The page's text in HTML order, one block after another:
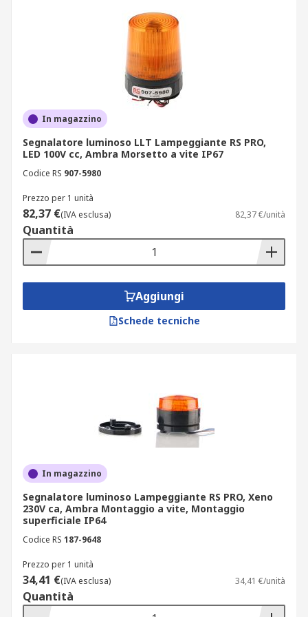
montaggio a pannello;
montaggio a parete;
montaggio incorporato;
montaggio orizzontale;
montaggio a baionetta;
attacco a vite;
montaggio su tubo;
Queste opzioni di fissaggio consentono di
installare i segnalatori luminosi su veicoli,
macchinari industriali e sistemi di sicurezza in
modo pratico e sicuro.
Caratteristiche dei segnalatori
lampada inclusa per un’installazione
impostare diversi tipi di segnale luminoso
(fisso, lampeggiante, rotante);
vari effetti luce: flash, stroboscopico,
segnalazioni specifiche, come i
lampeggianti blu per veicoli di emergenza;
alimentazione compatibile con diversi
In magazzino
Segnalatore luminoso LLT Lampeggiante RS PRO,
LED 100V cc, Ambra Morsetto a vite IP67
Codice RS 907-5980
Prezzo per 1 unità
82,37 €(IVA esclusa) 82,37 €/unità
Quantità
Aggiungi
Schede tecniche
In magazzino
Segnalatore luminoso Lampeggiante RS PRO, Xeno
230V ca, Ambra Montaggio a vite, Montaggio
superficiale IP64
Codice RS 187-9648
Prezzo per 1 unità
34,41 €(IVA esclusa) 34,41 €/unità
Quantità